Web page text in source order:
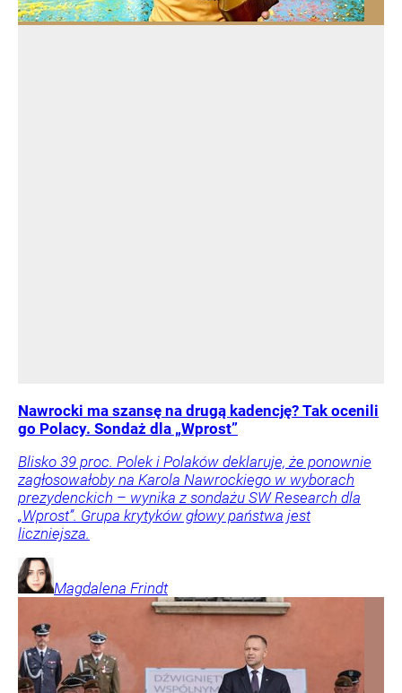
Nawrocki ma szansę na drugą kadencję? Tak ocenili
go Polacy. Sondaż dla „Wprost”
Blisko 39 proc. Polek i Polaków deklaruje, że ponownie
zagłosowałoby na Karola Nawrockiego w wyborach
prezydenckich – wynika z sondażu SW Research dla
„Wprost”. Grupa krytyków głowy państwa jest
liczniejsza.
Magdalena Frindt